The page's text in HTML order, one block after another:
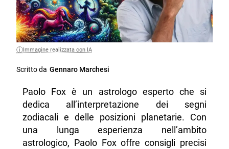
Immagine realizzata con IA
Scritto da Gennaro Marchesi
Paolo Fox è un astrologo esperto che si
dedica all’interpretazione dei segni
zodiacali e delle posizioni planetarie. Con
una lunga esperienza nell’ambito
astrologico, Paolo Fox offre consigli precisi